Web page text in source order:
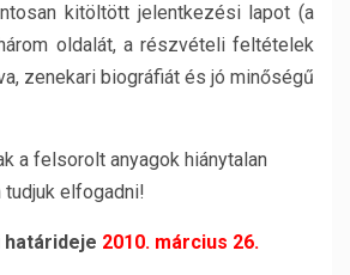
kitöltött jelentkezési lapot (a
oldalát, a részvételi feltételek
zenekari biográfiát és jó minőségű
a felsorolt anyagok hiánytalan
elfogadni!
2010. március 26.